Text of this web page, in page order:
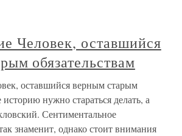
Человек, оставшийся
обязательствам
оставшийся верным старым
историю нужно стараться делать, а
Сентиментальное
знаменит, однако стоит внимания